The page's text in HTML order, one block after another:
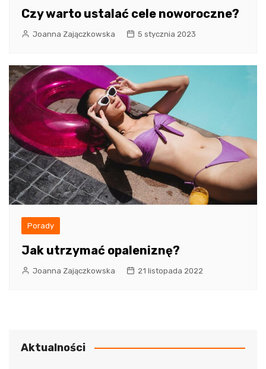
Czy warto ustalać cele noworoczne?
Joanna Zajączkowska 5 stycznia 2023
Porady
Jak utrzymać opaleniznę?
Joanna Zajączkowska 21 listopada 2022
Aktualności